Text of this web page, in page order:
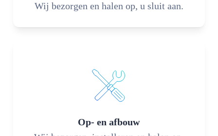
Wij bezorgen en halen op, u sluit aan.
Op- en afbouw